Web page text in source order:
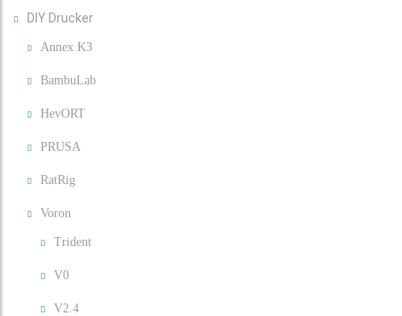
DIY Drucker
Annex K3
BambuLab
HevORT
PRUSA
RatRig
Voron
Trident
V0
V2.4